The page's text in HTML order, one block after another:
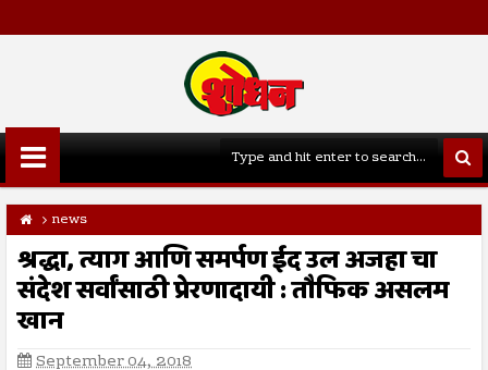
news
श्रद्धा, त्याग आणि समर्पण ईद उल अजहा चा
संदेश सर्वांसाठी प्रेरणादायी : तौफिक असलम
खान
September 04, 2018